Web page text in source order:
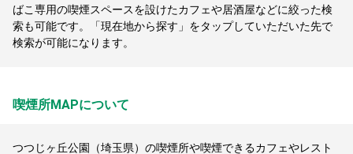
ばこ専用の喫煙スペースを設けたカフェや居酒屋などに絞った検
索も可能です。「現在地から探す」をタップしていただいた先で
検索が可能になります。
喫煙所MAPについて
つつじヶ丘公園（埼玉県）の喫煙所や喫煙できるカフェやレスト